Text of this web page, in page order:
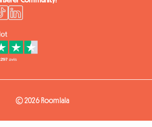
© 2026 Roomlala